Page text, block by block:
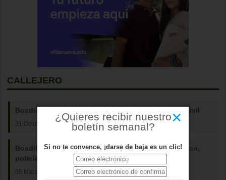
CALLEJERO
Boadilla ya tiene una calle en honor a la Guardia Civil
31 Octubre 2023
Boadilla dedica una calle a Eduardo Asenjo Carrasco,
policía local fallecido en 2008
05 Marzo 2020
×
¿Quieres recibir nuestro
boletín semanal?
Si no te convence, ¡darse de baja es un clic!